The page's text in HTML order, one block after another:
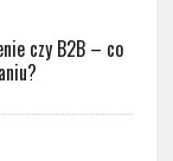
czy B2B – co